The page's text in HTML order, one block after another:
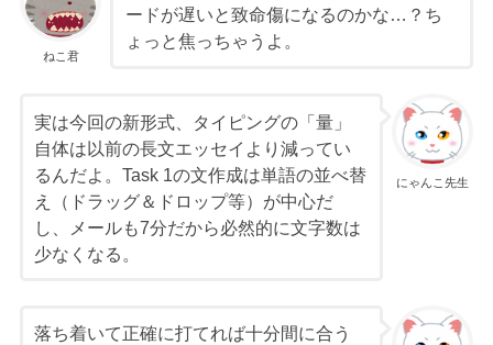
ねこ君
ードが遅いと致命傷になるのかな…？ち
ょっと焦っちゃうよ。
にゃんこ先生
実は今回の新形式、タイピングの「量」
自体は以前の長文エッセイより減ってい
るんだよ。Task 1の文作成は単語の並べ替
え（ドラッグ＆ドロップ等）が中心だ
し、メールも7分だから必然的に文字数は
少なくなる。
落ち着いて正確に打てれば十分間に合う